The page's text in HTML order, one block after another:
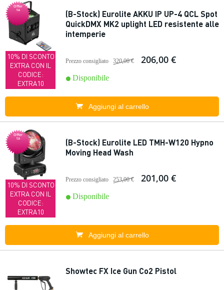
Offer
ta
10% DI SCONTO
EXTRA CON IL
CODICE:
EXTRA10
(B-Stock) Eurolite AKKU IP UP-4 QCL Spot
QuickDMX MK2 uplight LED resistente alle
intemperie
Prezzo consigliato 320,00 € 206,00 €
Disponibile
Aggiungi al carrello
Offer
ta
10% DI SCONTO
EXTRA CON IL
CODICE:
EXTRA10
(B-Stock) Eurolite LED TMH-W120 Hypno
Moving Head Wash
Prezzo consigliato 253,00 € 201,00 €
Disponibile
Aggiungi al carrello
Showtec FX Ice Gun Co2 Pistol